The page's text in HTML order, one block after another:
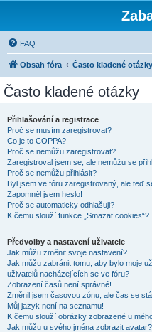
FAQ
Obsah fóra Často kladené otázky
Často kladené otázky
Přihlašování a registrace
Proč se musím zaregistrovat?
Co je to COPPA?
Proč se nemůžu zaregistrovat?
Zaregistroval jsem se, ale nemůžu se
Proč se nemůžu přihlásit?
Byl jsem ve fóru zaregistrovaný, ale teď
Zapomněl jsem heslo!
Proč se automaticky odhlašuji?
K čemu slouží funkce „Smazat cookies“?
Předvolby a nastavení uživatele
Jak můžu změnit svoje nastavení?
Jak můžu zabránit tomu, aby bylo moje
uživatelů nacházejících se ve fóru?
Zobrazení časů není správné!
Změnil jsem časovou zónu, ale čas se
Můj jazyk není na seznamu!
K čemu slouží obrázky zobrazené u
Jak můžu u svého jména zobrazit avatar?